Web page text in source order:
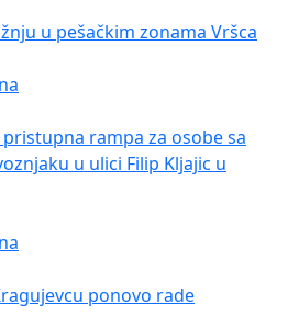
u pešačkim zonama Vršca
rampa za osobe sa
u ulici Filip Kljajic u
ponovo rade